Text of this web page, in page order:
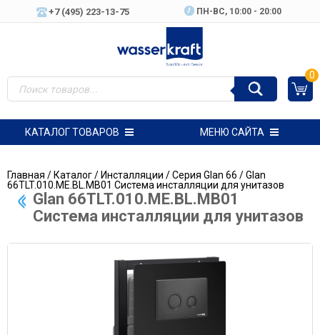
+7 (495) 223-13-75 ПН-ВC, 10:00 - 20:00
0
КАТАЛОГ ТОВАРОВ МЕНЮ САЙТА
Главная /Каталог/Инсталляции /Серия Glan 66 / Glan
66TLT.010.ME.BL.MB01 Система инсталляции для унитазов
Glan 66TLT.010.ME.BL.MB01
Система инсталляции для унитазов